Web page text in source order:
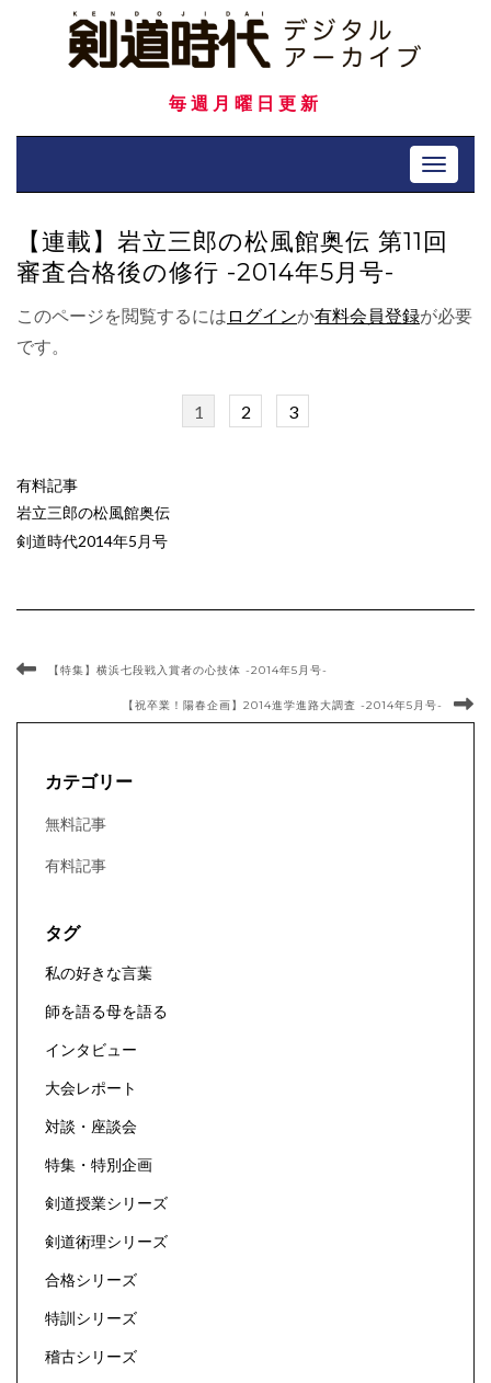
毎週月曜日更新
Toggle
【連載】岩立三郎の松風館奥伝 第11回
審査合格後の修行 -2014年5月号-
このページを閲覧するには ログインか有料会員登録が必要
です。
1 2 3
有料記事
岩立三郎の松風館奥伝
剣道時代2014年5月号
【特集】横浜七段戦入賞者の心技体 -2014年5月号-
【祝卒業！陽春企画】2014進学進路大調査 -2014年5月号-
カテゴリー
無料記事
有料記事
タグ
私の好きな言葉
師を語る母を語る
インタビュー
大会レポート
対談・座談会
特集・特別企画
剣道授業シリーズ
剣道術理シリーズ
合格シリーズ
特訓シリーズ
稽古シリーズ